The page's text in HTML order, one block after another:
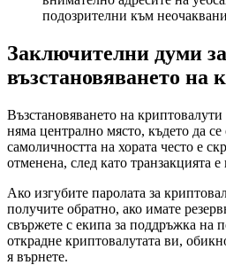
подозрителни към
Заключителни думи за
възстановяването на
Възстановяването на
няма централно място, където да
самоличността на хората често е
отменена, след като транзакцията
Ако изгубите паролата за
получите обратно, ако имате
свържете с екипа за поддръжка на
открадне криптовалутата ви,
я върнете.